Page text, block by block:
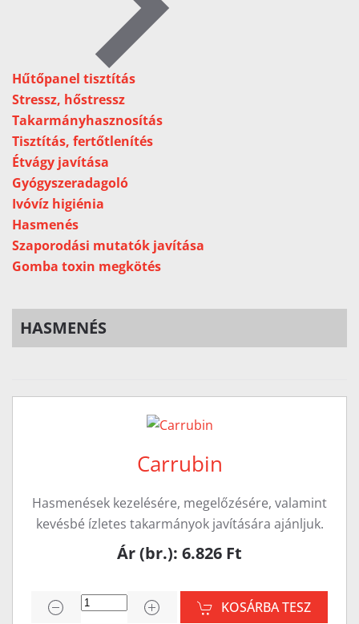
Hűtőpanel tisztítás
Stressz, hőstressz
Takarmányhasznosítás
Tisztítás, fertőtlenítés
Étvágy javítása
Gyógyszeradagoló
Ivóvíz higiénia
Hasmenés
Szaporodási mutatók javítása
Gomba toxin megkötés
HASMENÉS
Carrubin
Hasmenések kezelésére, megelőzésére, valamint
kevésbé ízletes takarmányok javítására ajánljuk.
Ár (br.): 6.826 Ft
KOSÁRBA TESZ